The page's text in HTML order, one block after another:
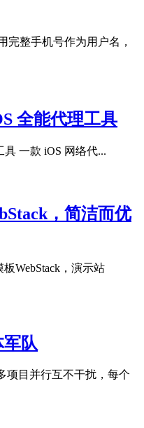
完整手机号作为用户名，
全能代理工具
具 一款 iOS 网络代...
，简洁而优
WebStack，演示站
队
项目并行互不干扰，每个